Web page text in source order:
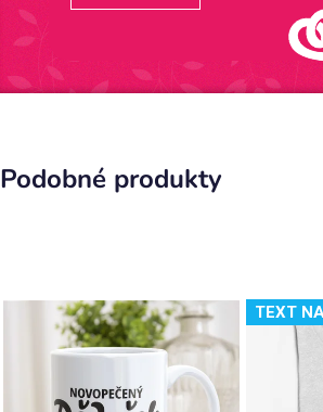
Podobné produkty
TEXT